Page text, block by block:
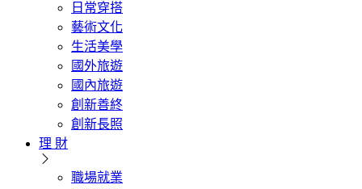
日常穿搭
藝術文化
生活美學
國外旅遊
國內旅遊
創新善終
創新長照
理 財
職場就業